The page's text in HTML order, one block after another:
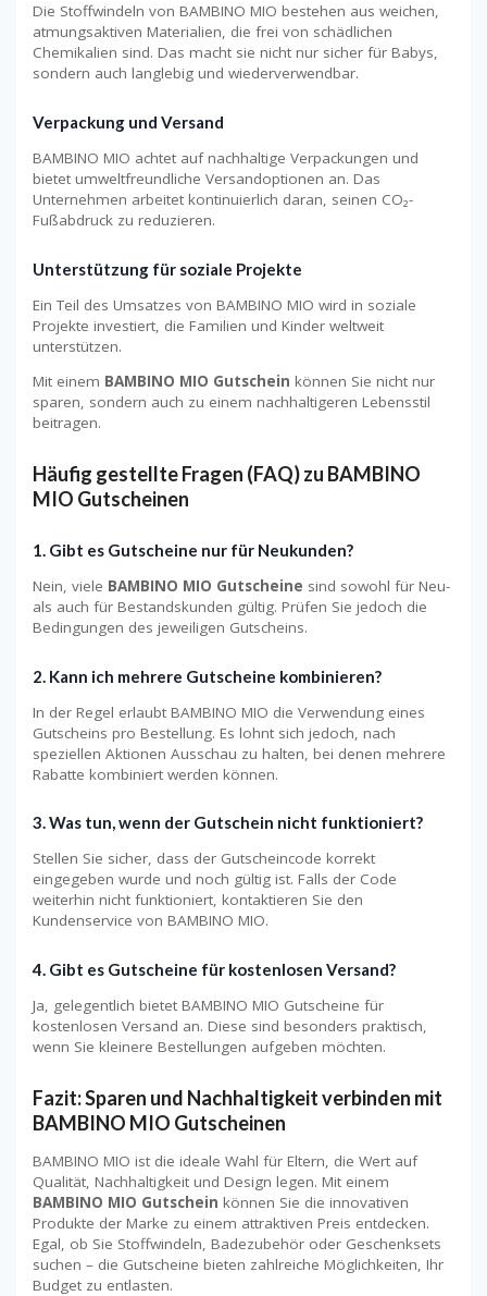
Die Stoffwindeln von BAMBINO MIO bestehen aus weichen,
atmungsaktiven Materialien, die frei von schädlichen
Chemikalien sind. Das macht sie nicht nur sicher für Babys,
sondern auch langlebig und wiederverwendbar.
Verpackung und Versand
BAMBINO MIO achtet auf nachhaltige Verpackungen und
bietet umweltfreundliche Versandoptionen an. Das
Unternehmen arbeitet kontinuierlich daran, seinen CO₂-
Fußabdruck zu reduzieren.
Unterstützung für soziale Projekte
Ein Teil des Umsatzes von BAMBINO MIO wird in soziale
Projekte investiert, die Familien und Kinder weltweit
unterstützen.
Mit einem BAMBINO MIO Gutschein können Sie nicht nur
sparen, sondern auch zu einem nachhaltigeren Lebensstil
beitragen.
Häufig gestellte Fragen (FAQ) zu BAMBINO
MIO Gutscheinen
1. Gibt es Gutscheine nur für Neukunden?
Nein, viele BAMBINO MIO Gutscheine sind sowohl für Neu-
als auch für Bestandskunden gültig. Prüfen Sie jedoch die
Bedingungen des jeweiligen Gutscheins.
2. Kann ich mehrere Gutscheine kombinieren?
In der Regel erlaubt BAMBINO MIO die Verwendung eines
Gutscheins pro Bestellung. Es lohnt sich jedoch, nach
speziellen Aktionen Ausschau zu halten, bei denen mehrere
Rabatte kombiniert werden können.
3. Was tun, wenn der Gutschein nicht funktioniert?
Stellen Sie sicher, dass der Gutscheincode korrekt
eingegeben wurde und noch gültig ist. Falls der Code
weiterhin nicht funktioniert, kontaktieren Sie den
Kundenservice von BAMBINO MIO.
4. Gibt es Gutscheine für kostenlosen Versand?
Ja, gelegentlich bietet BAMBINO MIO Gutscheine für
kostenlosen Versand an. Diese sind besonders praktisch,
wenn Sie kleinere Bestellungen aufgeben möchten.
Fazit: Sparen und Nachhaltigkeit verbinden mit
BAMBINO MIO Gutscheinen
BAMBINO MIO ist die ideale Wahl für Eltern, die Wert auf
Qualität, Nachhaltigkeit und Design legen. Mit einem
BAMBINO MIO Gutschein können Sie die innovativen
Produkte der Marke zu einem attraktiven Preis entdecken.
Egal, ob Sie Stoffwindeln, Badezubehör oder Geschenksets
suchen – die Gutscheine bieten zahlreiche Möglichkeiten, Ihr
Budget zu entlasten.